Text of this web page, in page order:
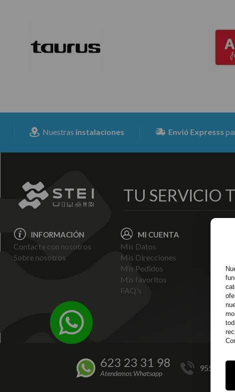
Nuestrasinstalaciones Envió Expressspara toda
TU SERVICIO
INFORMACIÓN
Contacta con nosotros
Sobre nosotros
MI CUENTA
Mis Datos
Mis Direcciones
Mis Pedidos
Mis favoritos
FAQ's
Pago
623 23 31 98
Atendemos Whatsapp
955 44 45